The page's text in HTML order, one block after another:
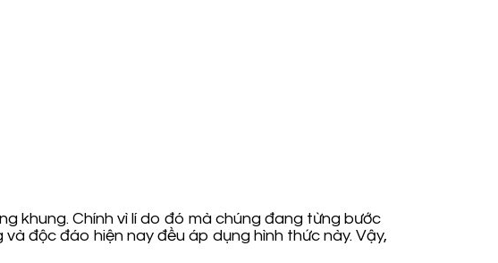
khung. Chính vì lí do đó mà chúng đang từng bước
độc đáo hiện nay đều áp dụng hình thức này. Vậy,